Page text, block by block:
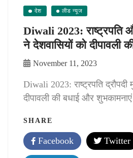
देश लीड न्यूज
Diwali 2023: राष्‍ट्रपति
ने देशवासियों को दीपावली
November 11, 2023
Diwali 2023: राष्‍ट्रपति द्रौपदी
दीपावली की बधाई और शुभकामनाएं
SHARE
Facebook Twitter